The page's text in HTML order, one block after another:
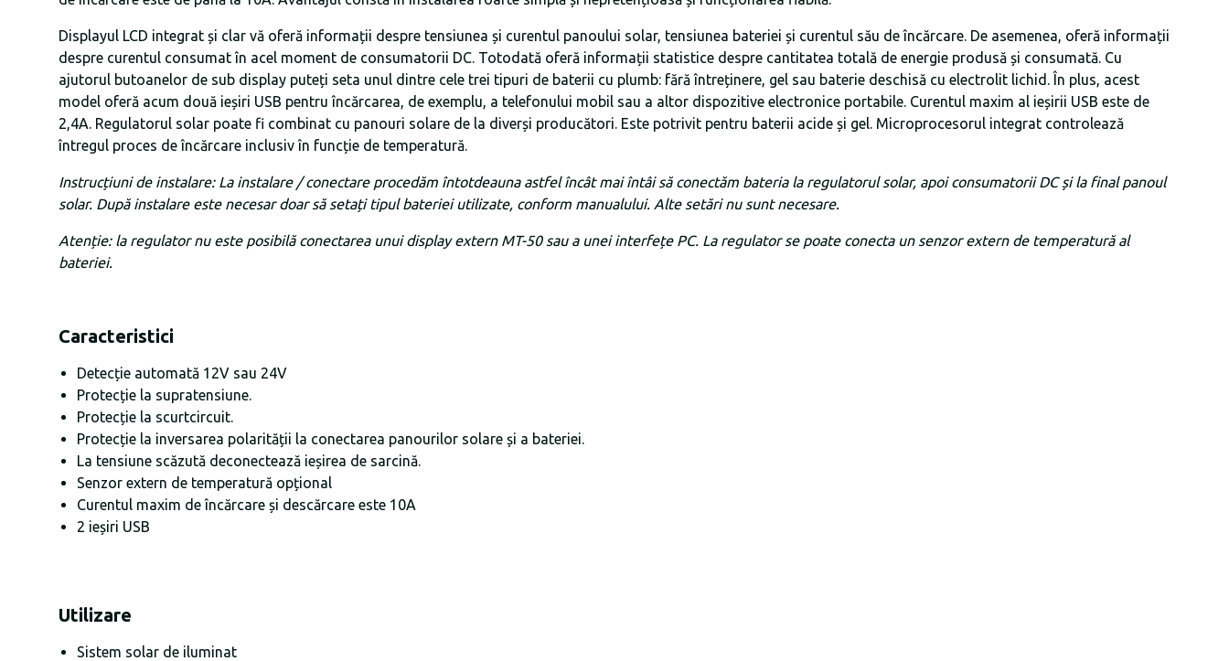
Displayul LCD integrat și clar vă oferă informații despre tensiunea și curentul panoului solar, tensiunea bateriei și curentul său de încărcare. De asemenea, oferă informații
despre curentul consumat în acel moment de consumatorii DC. Totodată oferă informații statistice despre cantitatea totală de energie produsă și consumată. Cu
ajutorul butoanelor de sub display puteți seta unul dintre cele trei tipuri de baterii cu plumb: fără întreținere, gel sau baterie deschisă cu electrolit lichid. În plus, acest
model oferă acum două ieșiri USB pentru încărcarea, de exemplu, a telefonului mobil sau a altor dispozitive electronice portabile. Curentul maxim al ieșirii USB este de
2,4A. Regulatorul solar poate fi combinat cu panouri solare de la diverși producători. Este potrivit pentru baterii acide și gel. Microprocesorul integrat controlează
întregul proces de încărcare inclusiv în funcție de temperatură.
Instrucțiuni de instalare: La instalare / conectare procedăm întotdeauna astfel încât mai întâi să conectăm bateria la regulatorul solar, apoi consumatorii DC și la final panoul
solar. După instalare este necesar doar să setați tipul bateriei utilizate, conform manualului. Alte setări nu sunt necesare.
Atenție: la regulator nu este posibilă conectarea unui display extern MT-50 sau a unei interfețe PC. La regulator se poate conecta un senzor extern de temperatură al
bateriei.
Caracteristici
Detecție automată 12V sau 24V
Protecție la supratensiune.
Protecție la scurtcircuit.
Protecție la inversarea polarității la conectarea panourilor solare și a bateriei.
La tensiune scăzută deconectează ieșirea de sarcină.
Senzor extern de temperatură opțional
Curentul maxim de încărcare și descărcare este 10A
2 ieșiri USB
Utilizare
Sistem solar de iluminat